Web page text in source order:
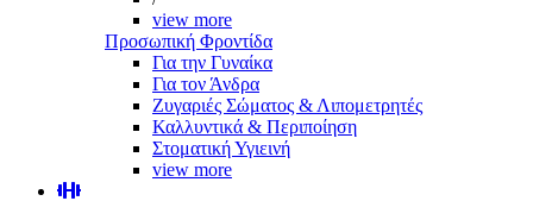
view more
Προσωπική Φροντίδα
Για την Γυναίκα
Για τον Άνδρα
Ζυγαριές Σώματος & Λιπομετρητές
Καλλυντικά & Περιποίηση
Στοματική Υγιεινή
view more